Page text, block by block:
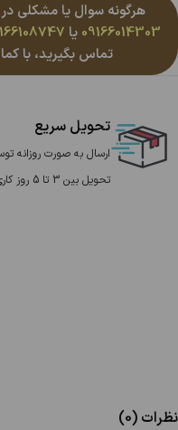
هرگونه سوال یا مشکلی
09166014303 یا
تماس بگیرید، با
تحویل سریع
ارسال به صورت روزانه
تحویل بین 3 تا 5 روز کاری
نظرات (0)